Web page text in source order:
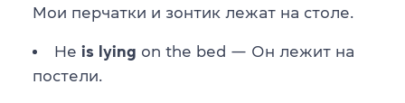
Мои перчатки и зонтик лежат на столе.
He is lying on the bed — Он лежит на
постели.